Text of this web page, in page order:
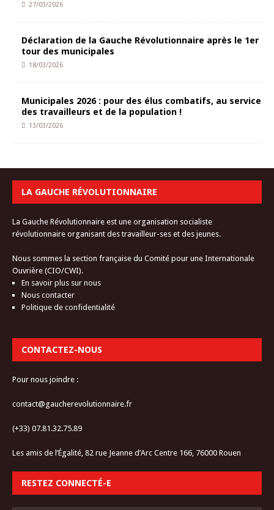
27/03/2026
Déclaration de la Gauche Révolutionnaire après le 1er
tour des municipales
18/03/2026
Municipales 2026 : pour des élus combatifs, au service
des travailleurs et de la population !
13/03/2026
LA GAUCHE RÉVOLUTIONNAIRE
La Gauche Révolutionnaire est une organisation socialiste
révolutionnaire organisant des travailleur-ses et des jeunes.
Nous sommes la section française du Comité pour une Internationale
Ouvrière (CIO/CWI).
En savoir plus sur nous
Nous contacter
Politique de confidentialité
CONTACTEZ-NOUS
Pour nous joindre :
contact@gaucherevolutionnaire.fr
(+33) 07.81.32.75.89
Les amis de l’Égalité, 82 rue Jeanne d’Arc Centre 166, 76000 Rouen
RESTEZ CONNECTÉ-E